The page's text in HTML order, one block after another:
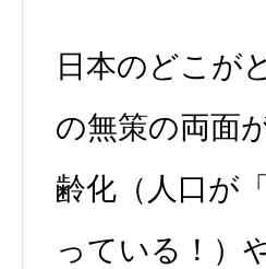
日本のどこが
の無策の両面
齢化（人口が
っている！）